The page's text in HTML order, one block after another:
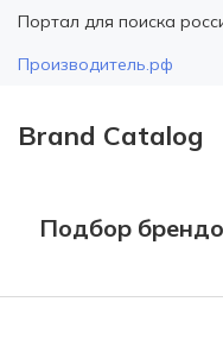
Портал для поиска
Производитель.рф
Brand Catalog
Подбор